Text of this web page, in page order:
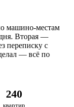
машино-местам
Вторая —
переписку с
— всё по
240
квартир